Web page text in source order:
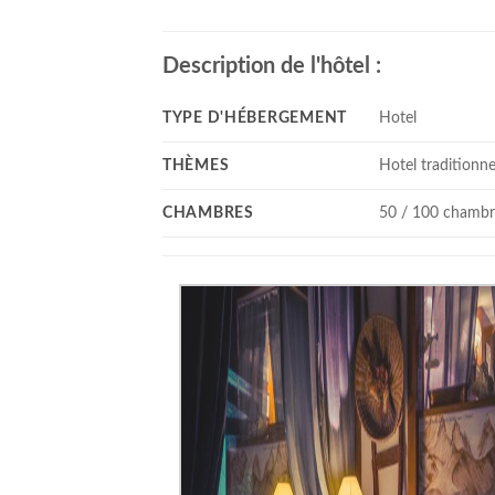
Description de l'hôtel :
TYPE D'HÉBERGEMENT Hotel
THÈMES Hotel
CHAMBRES 50 / 100